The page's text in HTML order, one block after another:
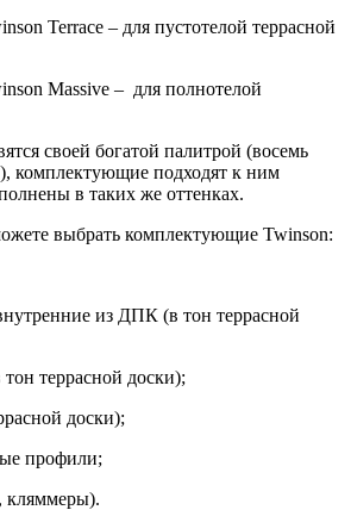
Terrace – для пустотелой террасной
Massive – для полнотелой
своей богатой палитрой (восемь
комплектующие подходят к ним
в таких же оттенках.
выбрать комплектующие Twinson:
из ДПК (в тон террасной
террасной доски);
доски);
профили;
кляммеры).